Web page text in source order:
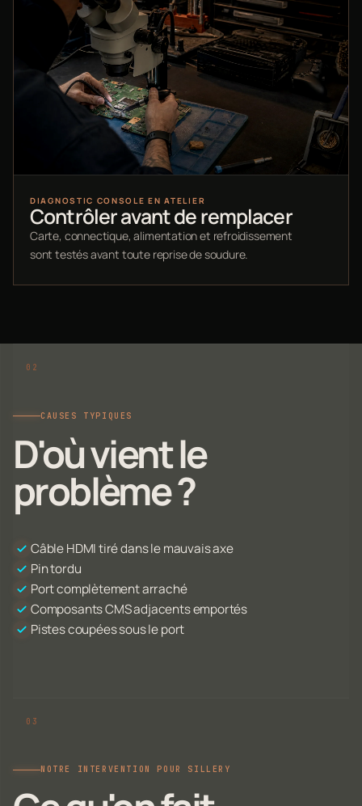
DIAGNOSTIC CONSOLE EN ATELIER
Contrôler avant de remplacer
Carte, connectique, alimentation et refroidissement
sont testés avant toute reprise de soudure.
CAUSES TYPIQUES
D'où vient le
problème ?
Câble HDMI tiré dans le mauvais axe
Pin tordu
Port complètement arraché
Composants CMS adjacents emportés
Pistes coupées sous le port
NOTRE INTERVENTION POUR SILLERY